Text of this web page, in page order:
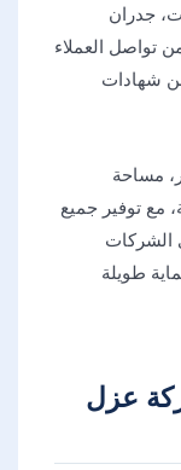
جدران
على مدار 24 ساعة من تواصل العملاء
شهادات
مساحة
مع توفير جميع
الشركات
طويلة
عزل